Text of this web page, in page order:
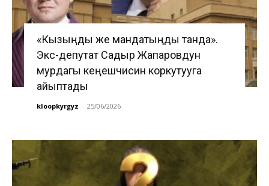
«Кызыңды же мандатыңды танда».
Экс-депутат Садыр Жапаровдун
мурдагы кеңешчисин коркутууга
айыптады
kloopkyrgyz - 25/06/2026